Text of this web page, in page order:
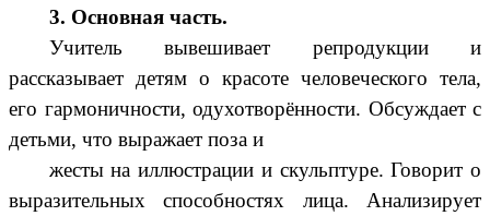
3. Основная часть.
Учитель вывешивает репродукции и
рассказывает детям о красоте человеческого тела,
его гармоничности, одухотворённости. Обсуждает с
детьми, что выражает поза и
жесты на иллюстрации и скульптуре. Говорит о
выразительных способностях лица. Анализирует